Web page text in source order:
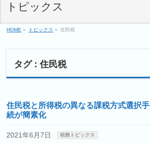
トピックス
HOME » トピックス » 住民税
タグ : 住民税
住民税と所得税の異なる課税方式選択手
続が簡素化
2021年6月7日 税務トピックス